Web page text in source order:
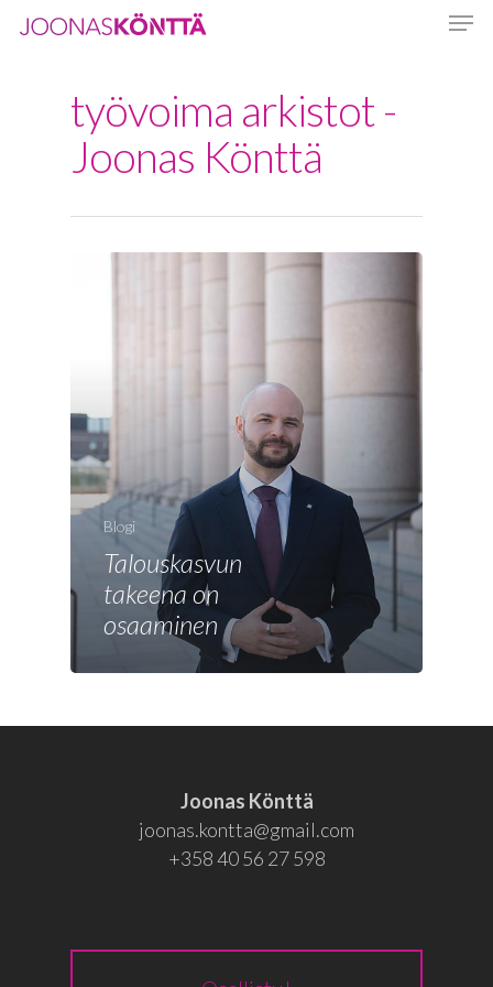
Hit enter to search or ESC to close
työvoima arkistot -
Joonas Könttä
Blogi
Talouskasvun
takeena on
osaaminen
Joonas Könttä
joonas.kontta@gmail.com
+358 40 56 27 598
Etusivu
Joonas
Vaalit
Blogi
Osallistu
EN
RU